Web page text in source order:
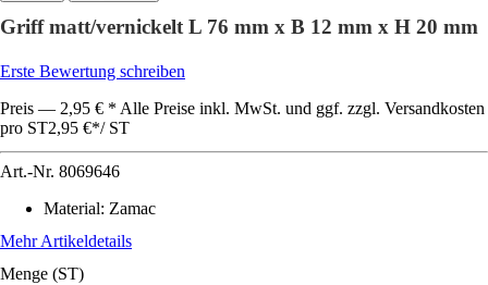
Griff matt/vernickelt L 76 mm x B 12 mm x H 20 mm
Erste Bewertung schreiben
Preis — 2,95 € * Alle Preise inkl. MwSt. und ggf. zzgl. Versandkosten
pro ST2,95 €*/ ST
Art.-Nr. 8069646
Material: Zamac
Mehr Artikeldetails
Menge (ST)